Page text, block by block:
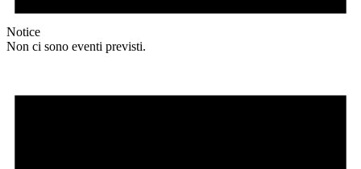
Notice
Non ci sono eventi previsti.